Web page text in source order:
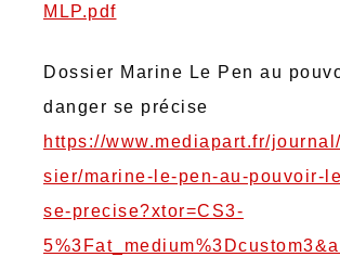
MLP.pdf
Dossier Marine Le Pen au
danger se précise
https://www.mediapart.fr/
sier/marine-le-pen-au-pouvoir-
se-precise?xtor=CS3-